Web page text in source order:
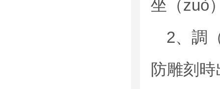
坐（zuò
2、調
防雕刻